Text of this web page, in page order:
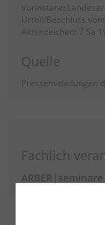
Vorinstanz:
Urteil/Beschluss
Aktenzeichen: 7 Sa
Quelle
Pressemitteilungen
Fachlich
ARBER|seminare